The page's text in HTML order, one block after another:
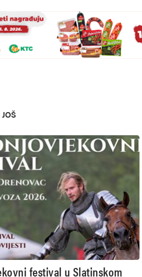
festival u Slatinskom